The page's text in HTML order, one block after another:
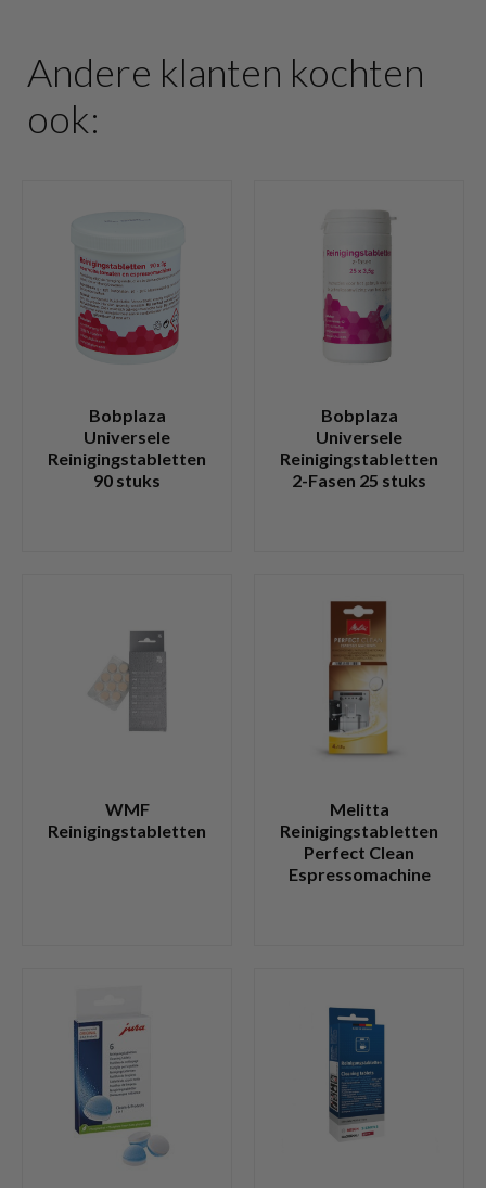
Andere klanten kochten
ook:
Bobplaza
Universele
Reinigingstabletten
90 stuks
Bobplaza
Universele
Reinigingstabletten
2-Fasen 25 stuks
WMF
Reinigingstabletten
Melitta
Reinigingstabletten
Perfect Clean
Espressomachine